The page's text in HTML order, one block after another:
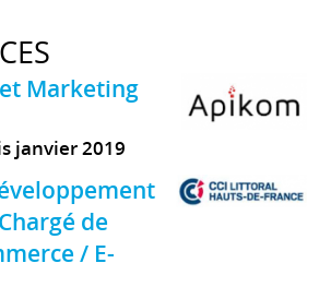
Marketing
janvier 2019
de
/ E-